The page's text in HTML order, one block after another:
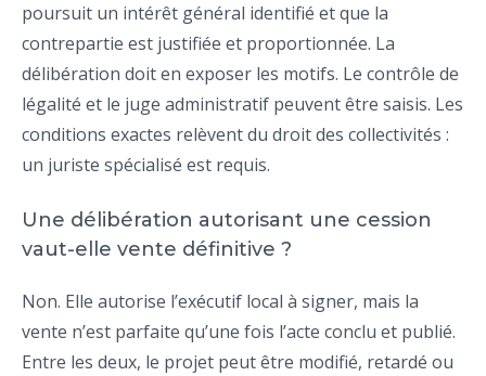
poursuit un intérêt général identifié et que la
contrepartie est justifiée et proportionnée. La
délibération doit en exposer les motifs. Le contrôle de
légalité et le juge administratif peuvent être saisis. Les
conditions exactes relèvent du droit des collectivités :
un juriste spécialisé est requis.
Une délibération autorisant une cession
vaut-elle vente définitive ?
Non. Elle autorise l’exécutif local à signer, mais la
vente n’est parfaite qu’une fois l’acte conclu et publié.
Entre les deux, le projet peut être modifié, retardé ou